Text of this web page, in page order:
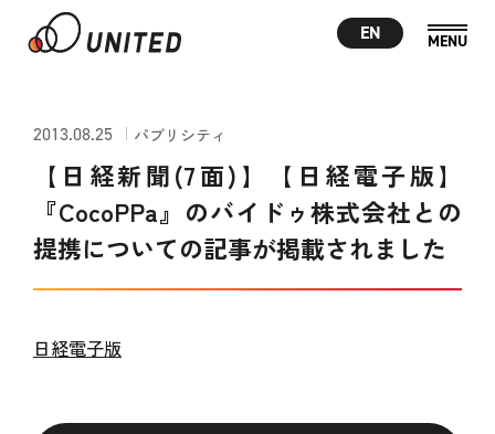
EN
2013.08.25 パブリシティ
【日経新聞(7面)】【日経電子版】
『CocoPPa』のバイドゥ株式会社との
提携についての記事が掲載されました
日経電子版